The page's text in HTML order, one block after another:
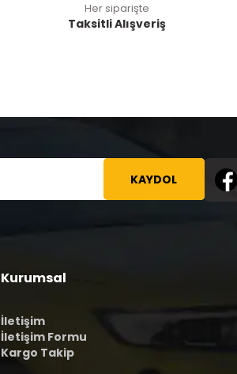
Her siparişte
Taksitli Alışveriş
KAYDOL
Kurumsal
İletişim
İletişim Formu
Kargo Takip